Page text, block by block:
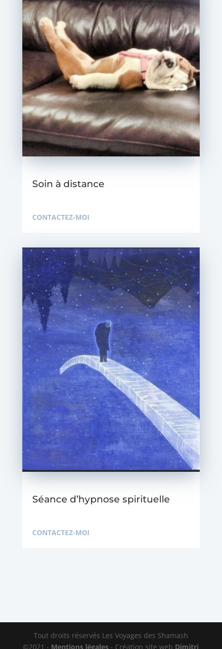
Soin à distance
CONTACTEZ-MOI
Séance d’hypnose spirituelle
CONTACTEZ-MOI
Tout droits réservés Les Voyages des Shamash
©2021 - Mentions légales - Création site web Dimitri